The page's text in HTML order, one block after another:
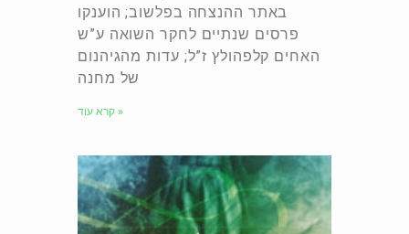
באתר ההנצחה בפלשוב; הוענקו
פרסים שנתיים לחקר השואה ע”ש
האחים קלפהולץ ז”ל; עדות מהגיהנום
של מחנה
קרא עוד »